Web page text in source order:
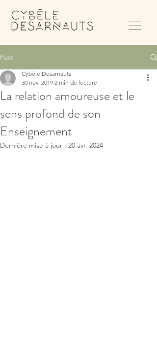
Post
La relation amoureuse et le
sens profond de son
Enseignement
Cybèle Desarnauts
30 nov. 2019 2 min de lecture
Dernière mise à jour : 20 avr. 2024